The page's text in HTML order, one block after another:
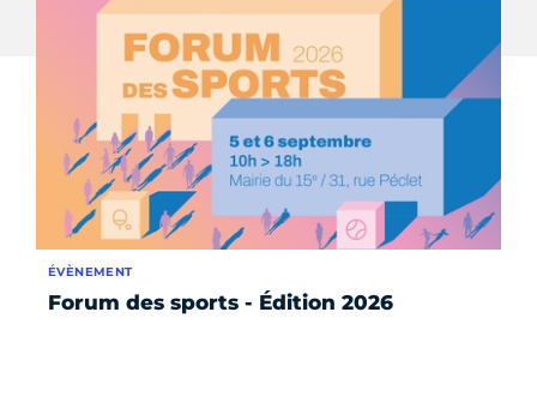
Forum des sports - Édition 2026
ÉVÈNEMENT